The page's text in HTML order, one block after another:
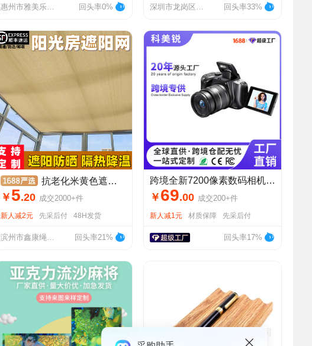
惠州市雅美乐家具制造有限公司 回头率0% 深圳市龙岗区平湖乐翔皮革商行 回头率33%
抗老化米黄色遮阳网防晒网加密加厚遮阴网遮阳光房楼顶隔热遮光网
￥ 5.20 成交2000+件
新人减2元 先采后付 48H发货
滨州市鑫康绳网有限公司 回头率21%
跨境全新7200像素数码相机高清光学变焦微单学生党旅游批发可定制
￥ 69.00 成交200+件
新人减1元 材质保障 先采后付
回头率17%